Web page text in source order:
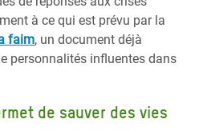
à ce qui est prévu par la
faim, un document déjà
personnalités influentes dans
de sauver des vies